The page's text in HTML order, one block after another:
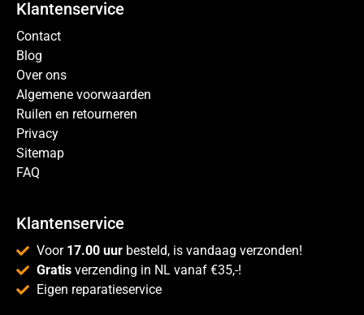
Klantenservice
Contact
Blog
Over ons
Algemene voorwaarden
Ruilen en retourneren
Privacy
Sitemap
FAQ
Klantenservice
Voor 17.00 uur besteld, is vandaag verzonden!
Gratis verzending in NL vanaf €35,-!
Eigen reparatieservice